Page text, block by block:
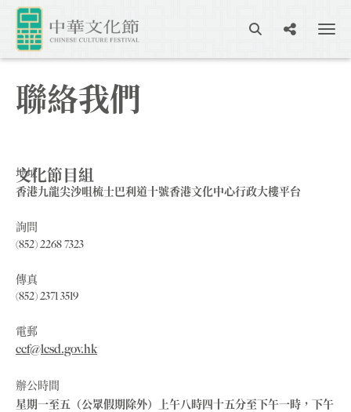
聯絡我們
文化節目組
地址
香港九龍尖沙咀梳士巴利道十號香港文化中心行政大樓平台
詢問
(852) 2268 7323
傳真
(852) 2371 3519
電郵
ccf@lcsd.gov.hk
辦公時間
星期一至五（公眾假期除外）上午八時四十五分至下午一時，下午